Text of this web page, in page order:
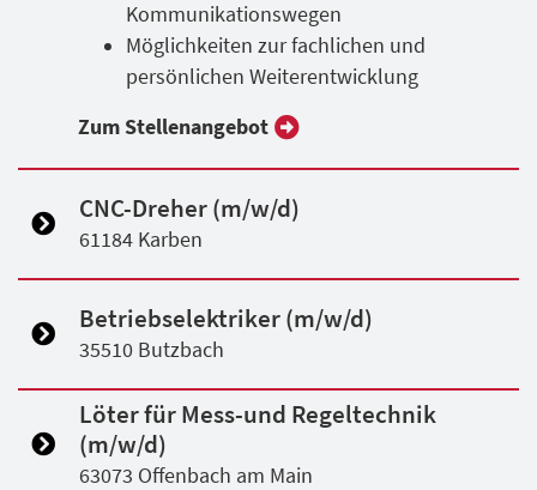
Kommunikationswegen
Möglichkeiten zur fachlichen und
persönlichen Weiterentwicklung
Zum Stellen­angebot
CNC-Dreher (m/w/d)
61184 Karben
Betriebselektriker (m/w/d)
35510 Butzbach
Löter für Mess-und Regeltechnik
(m/w/d)
63073 Offenbach am Main